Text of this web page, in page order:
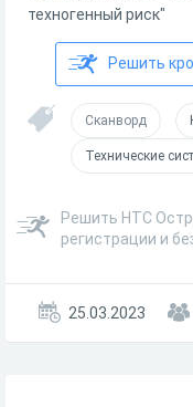
техногенный риск"
Решить
Сканворд
Технические
Решить НТС
регистрации и
25.03.2023